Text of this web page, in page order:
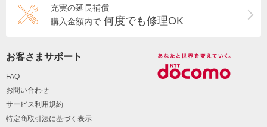
充実の延長補償
購入金額内で 何度でも修理OK
お客さまサポート
FAQ
お問い合わせ
サービス利用規約
特定商取引法に基づく表示